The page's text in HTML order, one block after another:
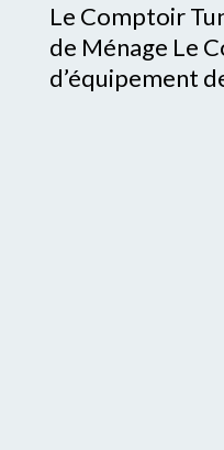
Le Comptoir
de Ménage Le
d’équipement